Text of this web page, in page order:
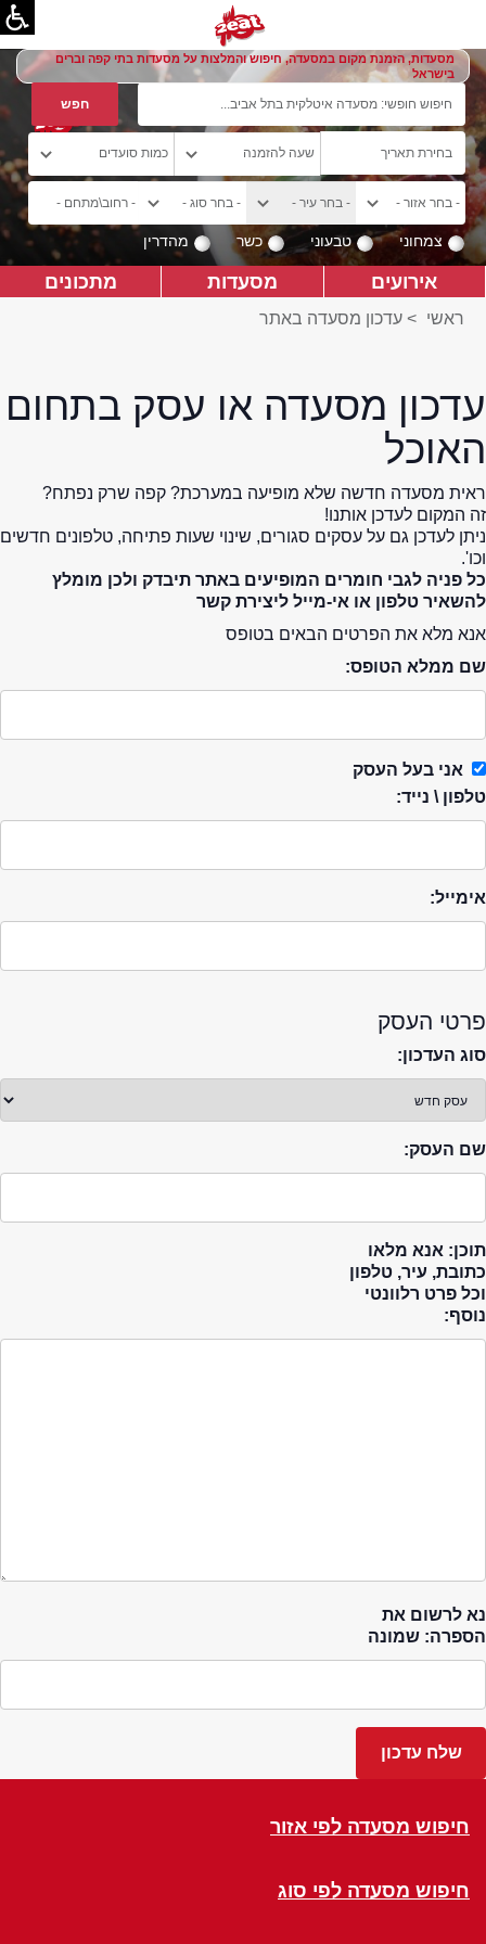
מסעדות, הזמנת מקום במסעדה, חיפוש והמלצות על מסעדות בתי קפה וברים
בישראל
צמחוני טבעוני כשר מהדרין
אירועים מסעדות מתכונים
ראשי > עדכון מסעדה באתר
עדכון מסעדה או עסק בתחום
האוכל
ראית מסעדה חדשה שלא מופיעה במערכת? קפה שרק נפתח?
זה המקום לעדכן אותנו!
ניתן לעדכן גם על עסקים סגורים, שינוי שעות פתיחה, טלפונים חדשים
וכו'.
כל פניה לגבי חומרים המופיעים באתר תיבדק ולכן מומלץ
להשאיר טלפון או אי-מייל ליצירת קשר
אנא מלא את הפרטים הבאים בטופס
שם ממלא הטופס:
אני בעל העסק
טלפון \ נייד:
אימייל:
פרטי העסק
סוג העדכון:
שם העסק:
תוכן: אנא מלאו
כתובת, עיר, טלפון
וכל פרט רלוונטי
נוסף:
נא לרשום את
הספרה: שמונה
חיפוש מסעדה לפי אזור
חיפוש מסעדה לפי סוג